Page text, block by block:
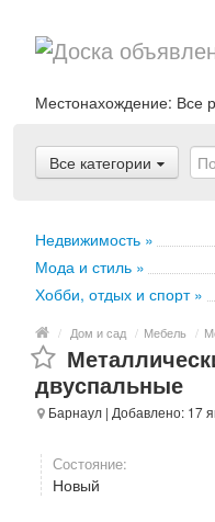
Местонахождение: Все
Все категории
Недвижимость »
Мода и стиль »
Хобби, отдых и спорт »
/ Дом и сад / Мебель /
двуспальные
Барнаул | Добавлено: 17
Состояние:
Новый